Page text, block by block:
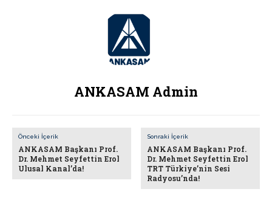
ANKASAM Admin
Önceki İçerik
ANKASAM Başkanı Prof.
Dr. Mehmet Seyfettin Erol
Ulusal Kanal’da!
Sonraki İçerik
ANKASAM Başkanı Prof.
Dr. Mehmet Seyfettin Erol
TRT Türkiye’nin Sesi
Radyosu’nda!